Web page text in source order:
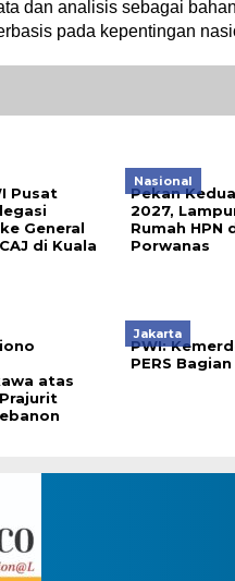
dan analisis sebagai
pada kepentingan
Pusat
General
di Kuala
Nasional
Pekan
2027,
Rumah HPN
Porwanas
atas
Jakarta
PWI:
PERS